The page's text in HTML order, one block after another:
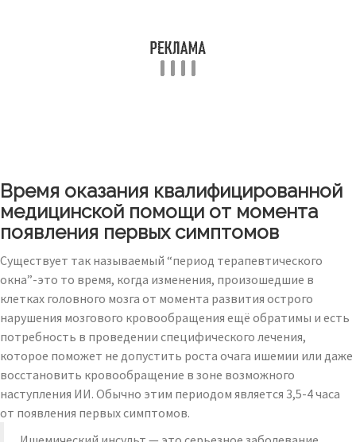
Время оказания квалифицированной
медицинской помощи от момента
появления первых симптомов
Существует так называемый “период терапевтического
окна”-это то время, когда изменения, произошедшие в
клетках головного мозга от момента развития острого
нарушения мозгового кровообращения ещё обратимы и есть
потребность в проведении специфического лечения,
которое поможет не допустить роста очага ишемии или даже
восстановить кровообращение в зоне возможного
наступления ИИ. Обычно этим периодом является 3,5-4 часа
от появления первых симптомов.